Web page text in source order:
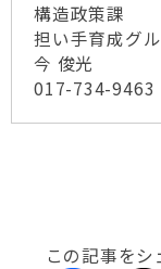
構造政策課
担い手育成グ
今 俊光
017-734-9463
この記事をシ